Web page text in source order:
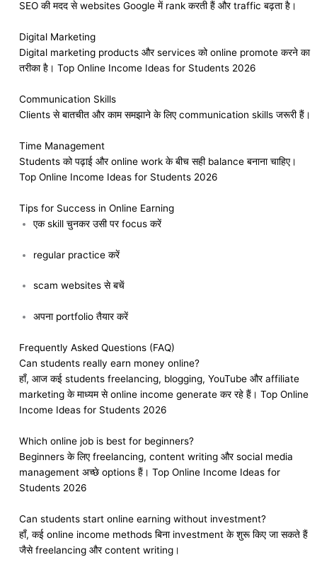
SEO की मदद से websites Google में rank करती हैं और traffic बढ़ता है।
Digital Marketing
Digital marketing products और services को online promote करने का
तरीका है। Top Online Income Ideas for Students 2026
Communication Skills
Clients से बातचीत और काम समझाने के लिए communication skills जरूरी हैं।
Time Management
Students को पढ़ाई और online work के बीच सही balance बनाना चाहिए।
Top Online Income Ideas for Students 2026
Tips for Success in Online Earning
एक skill चुनकर उसी पर focus करें
regular practice करें
scam websites से बचें
अपना portfolio तैयार करें
Frequently Asked Questions (FAQ)
Can students really earn money online?
हाँ, आज कई students freelancing, blogging, YouTube और affiliate
marketing के माध्यम से online income generate कर रहे हैं। Top Online
Income Ideas for Students 2026
Which online job is best for beginners?
Beginners के लिए freelancing, content writing और social media
management अच्छे options हैं। Top Online Income Ideas for
Students 2026
Can students start online earning without investment?
हाँ, कई online income methods बिना investment के शुरू किए जा सकते हैं
जैसे freelancing और content writing।